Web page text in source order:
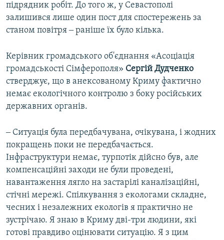
підрядник робіт. До того ж, у Севастополі
залишився лише один пост для спостережень за
станом повітря ‒ раніше їх було кілька.
Керівник громадського об'єднання «Асоціація
громадськості Сімферополя» Сергій Дудченко
стверджує, що в анексованому Криму фактично
немає екологічного контролю з боку російських
державних органів.
‒ Ситуація була передбачувана, очікувана, і жодних
покращень поки не передбачається.
Інфраструктури немає, турпотік дійсно був, але
компенсаційні заходи не були проведені,
навантаження лягло на застарілі каналізаційні,
стічні мережі. Спілкування з екологами складне,
чесних і незалежних екологів я практично не
зустрічаю. Я знаю в Криму дві-три людини, які
готові правдиво оцінювати ситуацію. Я з цим